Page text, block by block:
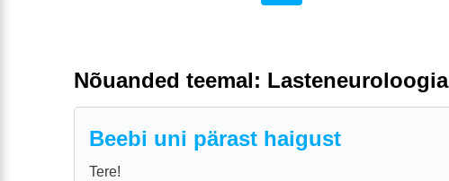
Nõuanded teemal: Lasteneuroloogia
Beebi uni pärast haigust
Tere!